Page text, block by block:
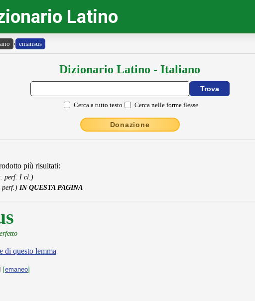
Latino
› emansus
Dizionario Latino - Italiano
Cerca a tutto testo Cerca nelle forme flesse
Donazione
più risultati:
perf. I cl.)
IN QUESTA PAGINA
di questo lemma
[emaneo]